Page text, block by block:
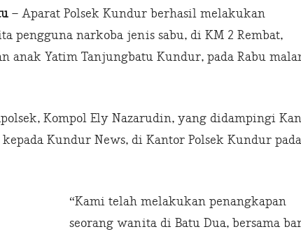
– Aparat Polsek Kundur berhasil melakukan
pengguna narkoba jenis sabu, di KM 2 Rembat,
anak Yatim Tanjungbatu Kundur, pada Rabu
Kompol Ely Nazarudin, yang didampingi
Kundur News, di Kantor Polsek Kundur pada
“Kami telah melakukan penangkapan
seorang wanita di Batu Dua, bersama